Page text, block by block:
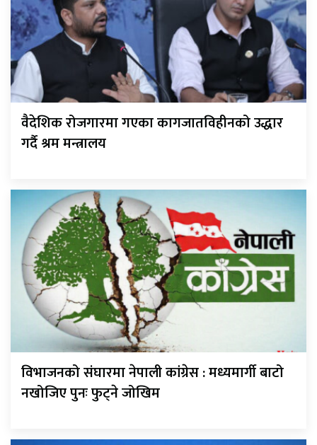
वैदेशिक रोजगारमा गएका कागजातविहीनको उद्धार
गर्दै श्रम मन्त्रालय
विभाजनको संघारमा नेपाली कांग्रेस : मध्यमार्गी बाटो
नखोजिए पुनः फुट्ने जोखिम